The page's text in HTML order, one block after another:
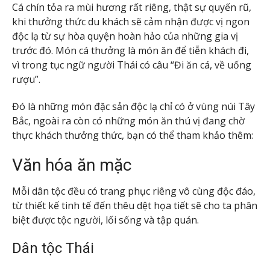
Cá chín tỏa ra mùi hương rất riêng, thật sự quyến rũ,
khi thưởng thức du khách sẽ cảm nhận được vị ngon
độc lạ từ sự hòa quyện hoàn hảo của những gia vị
trước đó. Món cá thưởng là món ăn để tiễn khách đi,
vì trong tục ngữ người Thái có câu “Đi ăn cá, về uống
rượu”.
Đó là những món đặc sản độc lạ chỉ có ở vùng núi Tây
Bắc, ngoài ra còn có những món ăn thú vị đang chờ
thực khách thưởng thức, bạn có thể tham khảo thêm:
Văn hóa ăn mặc
Mỗi dân tộc đều có trang phục riêng vô cùng độc đáo,
từ thiết kế tinh tế đến thêu dệt họa tiết sẽ cho ta phân
biệt được tộc người, lối sống và tập quán.
Dân tộc Thái